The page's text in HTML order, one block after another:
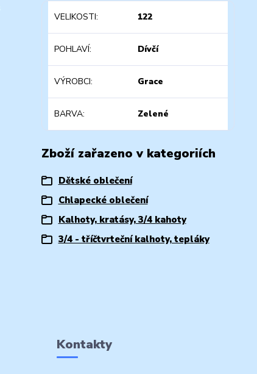
VELIKOSTI 122
POHLAVÍ Dívčí
VÝROBCI Grace
BARVA Zelené
Zboží zařazeno v kategoriích
Dětské oblečení
Chlapecké oblečení
Kalhoty, kratásy, 3/4 kahoty
3/4 - tříčtvrteční kalhoty, tepláky
Kontakty